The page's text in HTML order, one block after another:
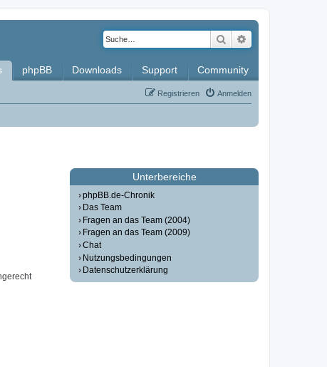
Suche
phpBB Downloads Support Community
Anmelden
Registrieren
Unterbereiche
phpBB.de-Chronik
Das Team
Fragen an das Team (2004)
Fragen an das Team (2009)
Chat
Nutzungsbedingungen
Datenschutzerklärung